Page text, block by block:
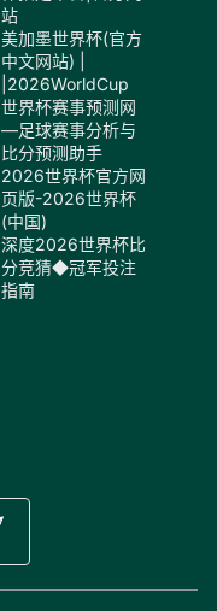
站
美加墨世界杯(官方
中文网站) |
|2026WorldCup
世界杯赛事预测网
—足球赛事分析与
比分预测助手
2026世界杯官方网
页版-2026世界杯
(中国)
深度2026世界杯比
分竞猜◆冠军投注
指南